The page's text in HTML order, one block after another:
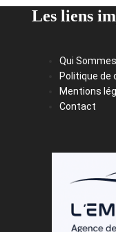
Les liens
Qui
Politique de
Mentions
Contact